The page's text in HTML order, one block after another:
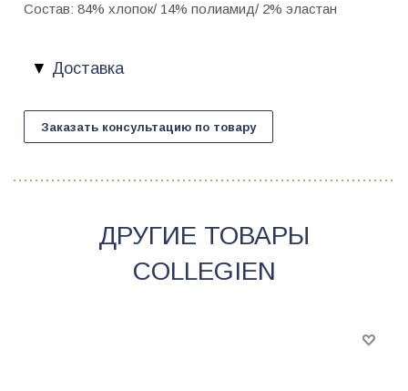
Состав: 84% хлопок/ 14% полиамид/ 2% эластан
Доставка
Заказать консультацию по товару
ДРУГИЕ ТОВАРЫ
COLLEGIEN